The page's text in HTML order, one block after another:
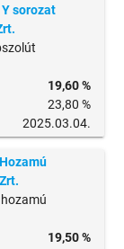
sorozat
19,60 %
23,80 %
2025.03.04.
19,50 %